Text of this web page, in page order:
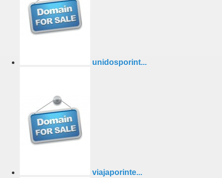
unidosporint...
viajaporinte...